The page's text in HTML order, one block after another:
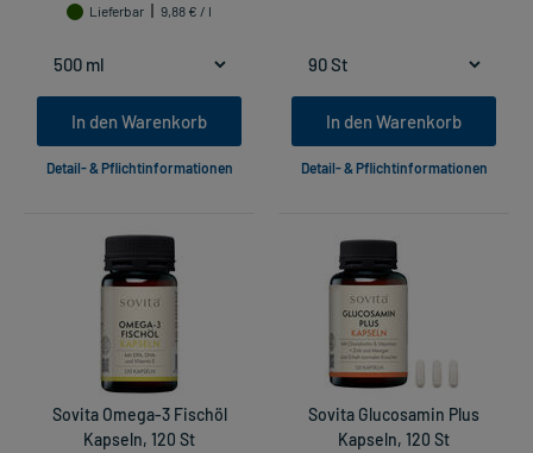
Lieferbar
9,88 € / l
In den Warenkorb
Detail- & Pflichtinformationen
In den Warenkorb
Detail- & Pflichtinformationen
Sovita Omega-3 Fischöl
Kapseln, 120 St
Sovita Glucosamin Plus
Kapseln, 120 St